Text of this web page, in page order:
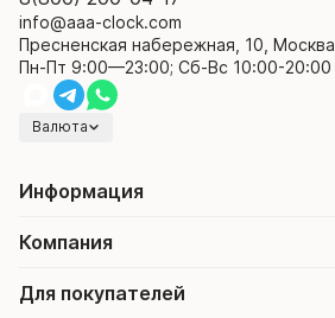
info@aaa-clock.com
Пресненская набережная, 10, Москва
Пн-Пт 9:00—23:00; Сб-Вс 10:00-20:00
Валюта
Информация
Компания
Для покупателей